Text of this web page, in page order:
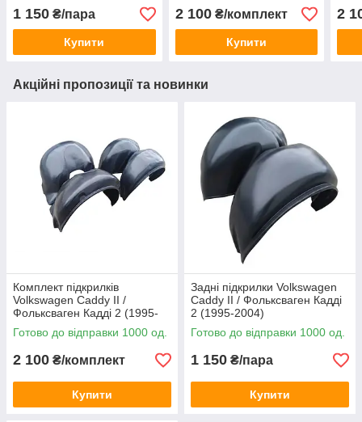
пара
1 150 ₴/пара
Купити
2 100₴/комплект
Купити
2
Акційні пропозиції та новинки
Комплект підкрилків
Volkswagen Caddy II /
Фольксваген Кадді 2 (1995-
2004)
Готово до відправки 1000 од.
2 100 ₴/комплект
Купити
Задні підкрилки Volkswagen
Caddy II / Фольксваген Кадді
2 (1995-2004)
Готово до відправки 1000 од.
1 150 ₴/пара
Купити